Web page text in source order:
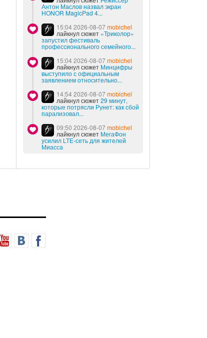
Антон Маслов назвал экран
HONOR MagicPad 4...
15:04 2026-08-07mobichel
лайкнул сюжет «Триколор»
запустил фестиваль
профессионального семейного...
15:04 2026-08-07mobichel
лайкнул сюжет Минцифры
выступило с официальным
заявлением относительно...
14:54 2026-08-07mobichel
лайкнул сюжет29 минут,
которые потрясли Рунет: как сбой
парализовал...
09:50 2026-08-07mobichel
лайкнул сюжет МегаФон
усилил LTE-сеть для жителей
Миасса